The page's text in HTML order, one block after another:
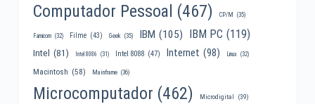
Computador Pessoal (467) CP/M (35)
Famicom (32) Filme (43) Geek (35) IBM (105) IBM PC (119)
Intel (81) Intel 8086 (31) Intel 8088 (47) Internet (98) Linux (32)
Macintosh (58) Mainframe (36)
Microcomputador (462) Microdigital (39)